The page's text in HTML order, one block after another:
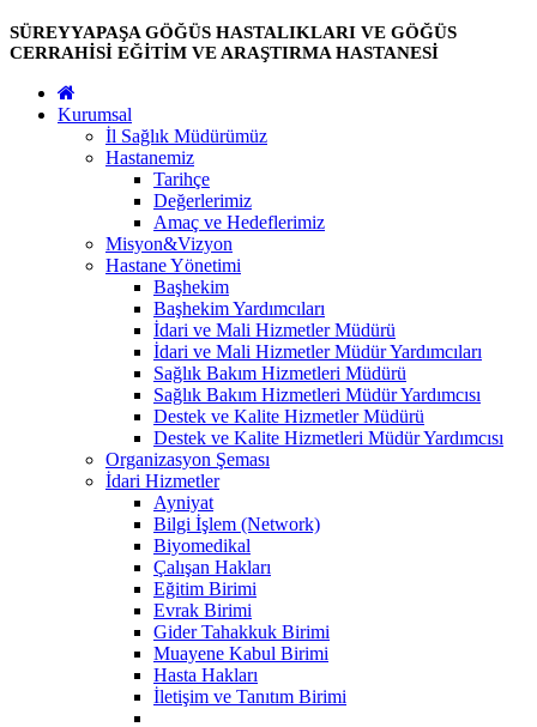
SÜREYYAPAŞA GÖĞÜS HASTALIKLARI VE GÖĞÜS
CERRAHİSİ EĞİTİM VE ARAŞTIRMA HASTANESİ
Kurumsal
İl Sağlık Müdürümüz
Hastanemiz
Tarihçe
Değerlerimiz
Amaç ve Hedeflerimiz
Misyon&Vizyon
Hastane Yönetimi
Başhekim
Başhekim Yardımcıları
İdari ve Mali Hizmetler Müdürü
İdari ve Mali Hizmetler Müdür Yardımcıları
Sağlık Bakım Hizmetleri Müdürü
Sağlık Bakım Hizmetleri Müdür Yardımcısı
Destek ve Kalite Hizmetler Müdürü
Destek ve Kalite Hizmetleri Müdür Yardımcısı
Organizasyon Şeması
İdari Hizmetler
Ayniyat
Bilgi İşlem (Network)
Biyomedikal
Çalışan Hakları
Eğitim Birimi
Evrak Birimi
Gider Tahakkuk Birimi
Muayene Kabul Birimi
Hasta Hakları
İletişim ve Tanıtım Birimi